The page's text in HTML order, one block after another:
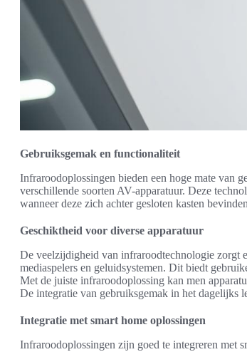
Gebruiksgemak en functionaliteit
Infraroodoplossingen bieden een hoge mate van
verschillende soorten AV-apparatuur. Deze
wanneer deze zich achter gesloten kasten
Geschiktheid voor diverse apparatuur
De veelzijdigheid van infraroodtechnologie zorgt
mediaspelers en geluidsystemen. Dit biedt
Met de juiste infraroodoplossing kan men
De integratie van gebruiksgemak in het dagelijks
Integratie met smart home oplossingen
Infraroodoplossingen zijn goed te integreren met